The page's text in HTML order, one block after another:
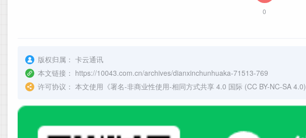
0
版权归属： 卡云通讯
本文链接： https://10043.com.cn/archives/dianxinchunhuaka-71513-769
许可协议： 本文使用《署名-非商业性使用-相同方式共享 4.0 国际 (CC BY-NC-SA 4.0)